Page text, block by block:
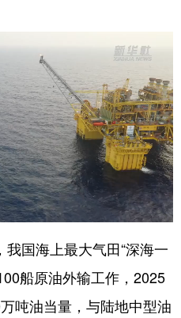
国海上最大气田“深海一
船原油外输工作，2025
吨油当量，与陆地中型油